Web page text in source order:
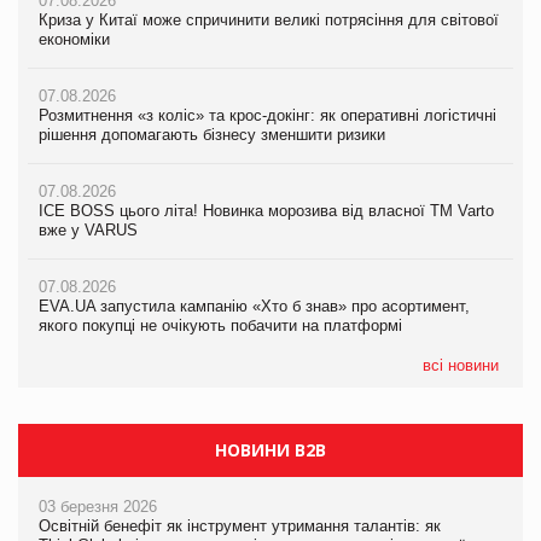
Криза у Китаї може спричинити великі потрясіння для світової
економіки
07.08.2026
Розмитнення «з коліс» та крос-докінг: як оперативні логістичні
рішення допомагають бізнесу зменшити ризики
07.08.2026
ICE BOSS цього літа! Новинка морозива від власної ТМ Varto
вже у VARUS
07.08.2026
EVA.UA запустила кампанію «Хто б знав» про асортимент,
якого покупці не очікують побачити на платформі
всі новини
Криза у Китаї може спричинити великі потрясіння для світової
економіки
07.08.2026
Розмитнення «з коліс» та крос-докінг: як оперативні логістичні
рішення допомагають бізнесу зменшити ризики
07.08.2026
ICE BOSS цього літа! Новинка морозива від власної ТМ Varto
вже у VARUS
07.08.2026
EVA.UA запустила кампанію «Хто б знав» про асортимент,
якого покупці не очікують побачити на платформі
Криза у Китаї може спричинити великі потрясіння для світової
економіки
07.08.2026
Kraft Heinz скоротила збиток у першому півріччі
Продажі Hugo Boss впали на 9%
НОВИНИ B2B
03 березня 2026
Освітній бенефіт як інструмент утримання талантів: як